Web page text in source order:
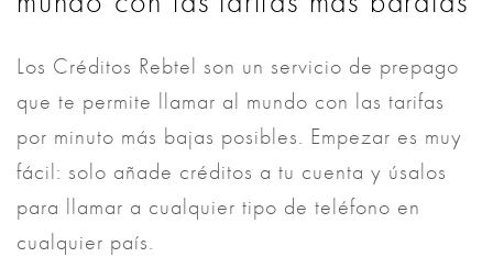
Los Créditos Rebtel son un servicio de prepago
que te permite llamar al mundo con las tarifas
por minuto más bajas posibles. Empezar es muy
fácil: solo añade créditos a tu cuenta y úsalos
para llamar a cualquier tipo de teléfono en
cualquier país.